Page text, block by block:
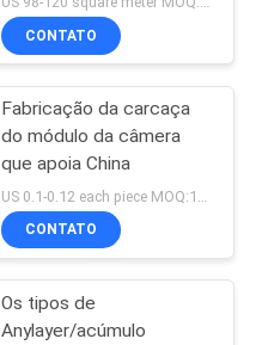
CONTATO
Fabricação da carcaça
do módulo da câmera
que apoia China
CONTATO
Os tipos de
Anylayer/acúmulo